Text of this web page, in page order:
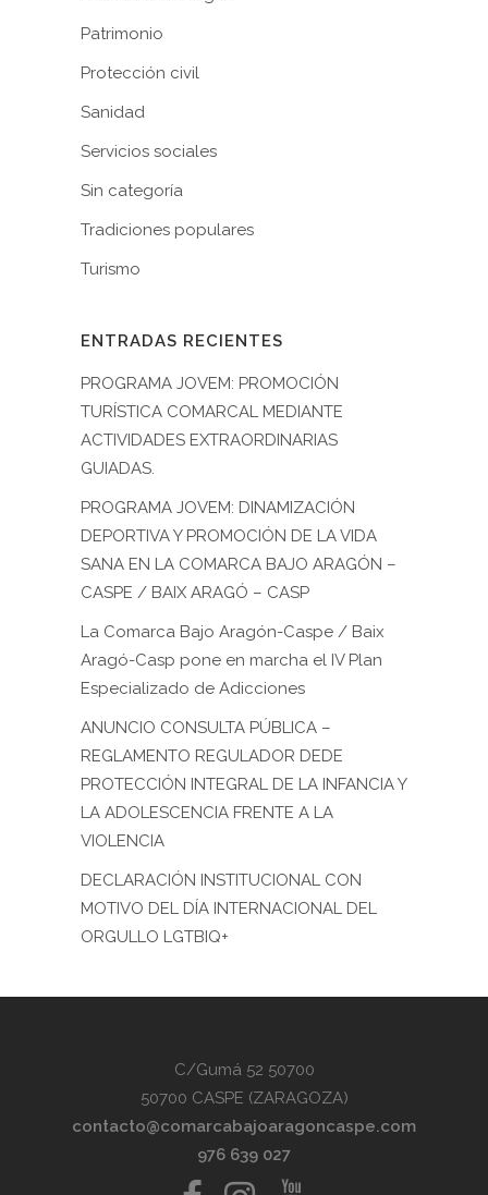
Patrimonio
Protección civil
Sanidad
Servicios sociales
Sin categoría
Tradiciones populares
Turismo
ENTRADAS RECIENTES
PROGRAMA JOVEM: PROMOCIÓN
TURÍSTICA COMARCAL MEDIANTE
ACTIVIDADES EXTRAORDINARIAS
GUIADAS.
PROGRAMA JOVEM: DINAMIZACIÓN
DEPORTIVA Y PROMOCIÓN DE LA VIDA
SANA EN LA COMARCA BAJO ARAGÓN –
CASPE / BAIX ARAGÓ – CASP
La Comarca Bajo Aragón-Caspe / Baix
Aragó-Casp pone en marcha el IV Plan
Especializado de Adicciones
ANUNCIO CONSULTA PÚBLICA –
REGLAMENTO REGULADOR DEDE
PROTECCIÓN INTEGRAL DE LA INFANCIA Y
LA ADOLESCENCIA FRENTE A LA
VIOLENCIA
DECLARACIÓN INSTITUCIONAL CON
MOTIVO DEL DÍA INTERNACIONAL DEL
ORGULLO LGTBIQ+
C/Gumá 52 50700
50700 CASPE (ZARAGOZA)
contacto@comarcabajoaragoncaspe.com
976 639 027